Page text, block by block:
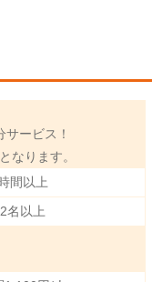
ービス！
なります。
間以上
名以上